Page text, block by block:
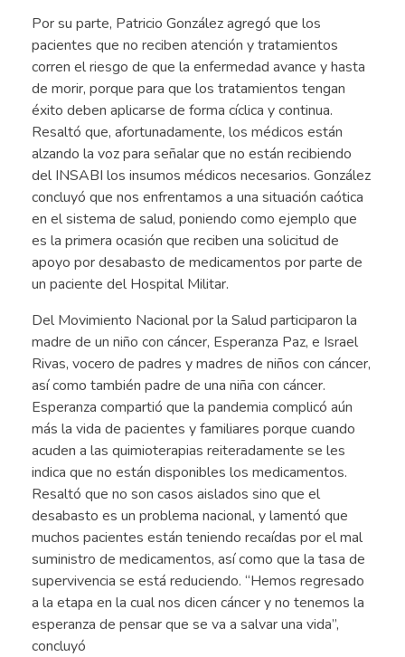
Por su parte, Patricio González agregó que los
pacientes que no reciben atención y tratamientos
corren el riesgo de que la enfermedad avance y hasta
de morir, porque para que los tratamientos tengan
éxito deben aplicarse de forma cíclica y continua.
Resaltó que, afortunadamente, los médicos están
alzando la voz para señalar que no están recibiendo
del INSABI los insumos médicos necesarios. González
concluyó que nos enfrentamos a una situación caótica
en el sistema de salud, poniendo como ejemplo que
es la primera ocasión que reciben una solicitud de
apoyo por desabasto de medicamentos por parte de
un paciente del Hospital Militar.
Del Movimiento Nacional por la Salud participaron la
madre de un niño con cáncer, Esperanza Paz, e Israel
Rivas, vocero de padres y madres de niños con cáncer,
así como también padre de una niña con cáncer.
Esperanza compartió que la pandemia complicó aún
más la vida de pacientes y familiares porque cuando
acuden a las quimioterapias reiteradamente se les
indica que no están disponibles los medicamentos.
Resaltó que no son casos aislados sino que el
desabasto es un problema nacional, y lamentó que
muchos pacientes están teniendo recaídas por el mal
suministro de medicamentos, así como que la tasa de
supervivencia se está reduciendo. “Hemos regresado
a la etapa en la cual nos dicen cáncer y no tenemos la
esperanza de pensar que se va a salvar una vida”,
concluyó